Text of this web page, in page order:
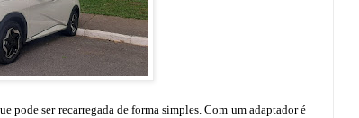
pode ser recarregada de forma simples. Com um adaptador é